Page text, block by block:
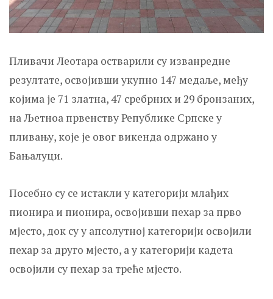
Пливачи Леотара остварили су изванредне
резултате, освојивши укупно 147 медаље, међу
којима је 71 златна, 47 сребрних и 29 бронзаних,
на Љетноа првенству Републике Српске у
пливању, које је овог викенда одржано у
Бањалуци.
Посебно су се истакли у категорији млађих
пионира и пионира, освојивши пехар за прво
мјесто, док су у апсолутној категорији освојили
пехар за друго мјесто, а у категорији кадета
освојили су пехар за треће мјесто.